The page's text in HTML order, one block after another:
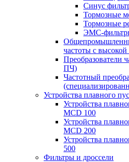
Синус
Тормозные
Тормозные
ЭМС-
частоты с высокой
Преобразователи
ПЧ)
Частотный
Устройства плавного
Устройства
MCD 100
Устройства
MCD 200
Устройства
500
Фильтры и дроссели